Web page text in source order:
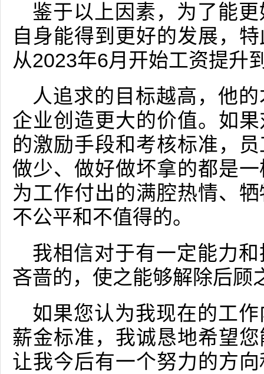
鉴于以上因素，为了能
自身能得到更好的发展，
从2023年6月开始工资提升
人追求的目标越高，他
企业创造更大的价值。如
的激励手段和考核标准，
做少、做好做坏拿的都是
为工作付出的满腔热情、
不公平和不值得的。
我相信对于有一定能力
吝啬的，使之能够解除后顾
如果您认为我现在的工
薪金标准，我诚恳地希望
让我今后有一个努力的方